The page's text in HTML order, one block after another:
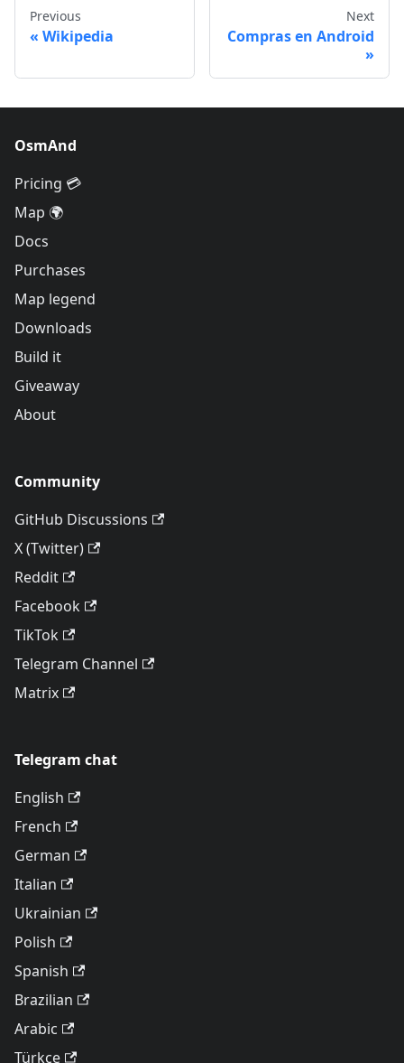
Previous
Wikipedia
Next
Compras en Android
OsmAnd
Pricing 💳
Map 🌍
Docs
Purchases
Map legend
Downloads
Build it
Giveaway
About
Community
GitHub Discussions
X (Twitter)
Reddit
Facebook
TikTok
Telegram Channel
Matrix
Telegram chat
English
French
German
Italian
Ukrainian
Polish
Spanish
Brazilian
Arabic
Türkçe